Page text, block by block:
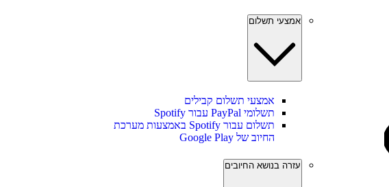
אמצעי תשלום
אמצעי תשלום קבילים
תשלומי PayPal עבור Spotify
תשלום עבור Spotify באמצעות מערכת
החיוב של Google Play
עזרה בנושא החיובים